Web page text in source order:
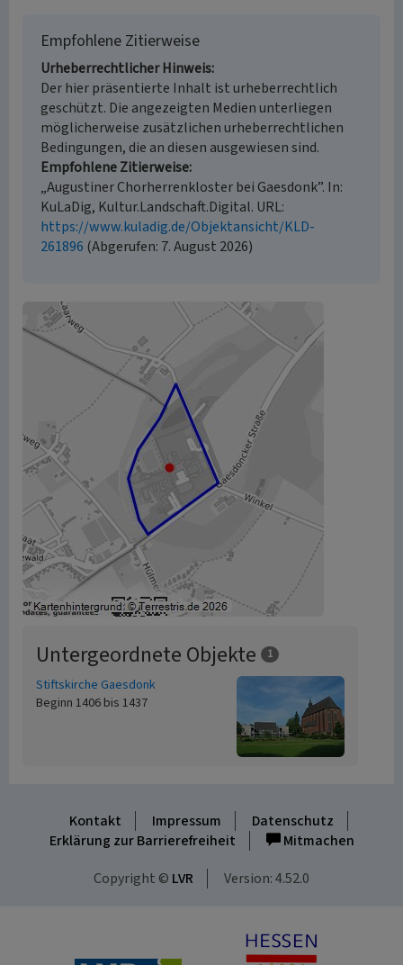
Empfohlene Zitierweise
Urheberrechtlicher Hinweis
Der hier präsentierte Inhalt ist urheberrechtlich
geschützt. Die angezeigten Medien unterliegen
möglicherweise zusätzlichen urheberrechtlichen
Bedingungen, die an diesen ausgewiesen sind.
Empfohlene Zitierweise
„Augustiner Chorherrenkloster bei Gaesdonk”. In:
KuLaDig, Kultur.Landschaft.Digital. URL:
https://www.kuladig.de/Objektansicht/KLD-
261896 (Abgerufen: 7. August 2026)
Untergeordnete Objekte 1
Stiftskirche Gaesdonk
Beginn 1406 bis 1437
Kontakt Impressum
Datenschutz
Erklärung zur Barrierefreiheit
Mitmachen
Copyright © LVR Version: 4.52.0